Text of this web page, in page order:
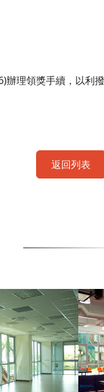
理領獎手續，以利撥
返回列表